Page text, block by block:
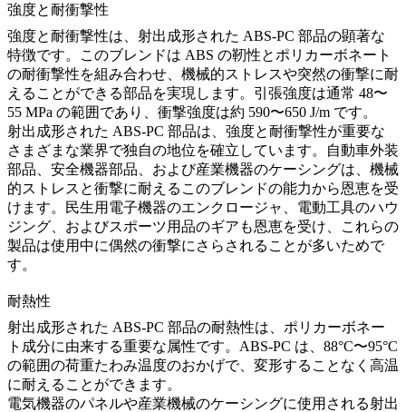
強度と耐衝撃性
強度と耐衝撃性は、射出成形された ABS-PC 部品の顕著な
特徴です。このブレンドは ABS の靭性とポリカーボネート
の耐衝撃性を組み合わせ、機械的ストレスや突然の衝撃に耐
えることができる部品を実現します。引張強度は通常 48〜
55 MPa の範囲であり、衝撃強度は約 590〜650 J/m です。
射出成形された ABS-PC 部品は、強度と耐衝撃性が重要な
さまざまな業界で独自の地位を確立しています。自動車外装
部品、安全機器部品、および産業機器のケーシングは、機械
的ストレスと衝撃に耐えるこのブレンドの能力から恩恵を受
けます。民生用電子機器のエンクロージャ、電動工具のハウ
ジング、およびスポーツ用品のギアも恩恵を受け、これらの
製品は使用中に偶然の衝撃にさらされることが多いためで
す。
耐熱性
射出成形された ABS-PC 部品の耐熱性は、ポリカーボネー
ト成分に由来する重要な属性です。ABS-PC は、88°C〜95°C
の範囲の荷重たわみ温度のおかげで、変形することなく高温
に耐えることができます。
電気機器のパネルや産業機械のケーシングに使用される射出